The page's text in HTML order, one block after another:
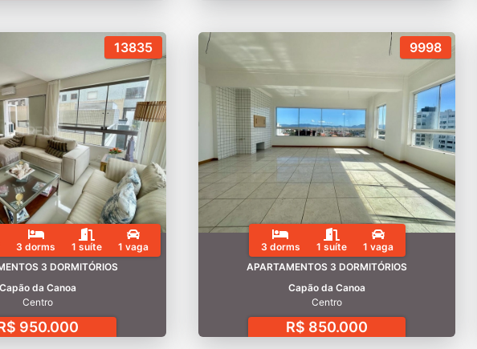
13835
3 dorms 1 suíte
1 vaga
3 DORMITÓRIOS
Capão da Canoa
Centro
950.000
9998
3 dorms 1 suíte
1 vaga
APARTAMENTOS 3 DORMITÓRIOS
Capão da Canoa
Centro
R$ 850.000